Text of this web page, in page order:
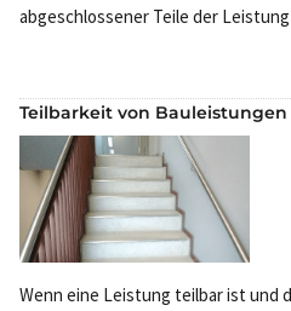
abgeschlossener Teile der
Teilbarkeit von Bauleistungen
Wenn eine Leistung teilbar ist und